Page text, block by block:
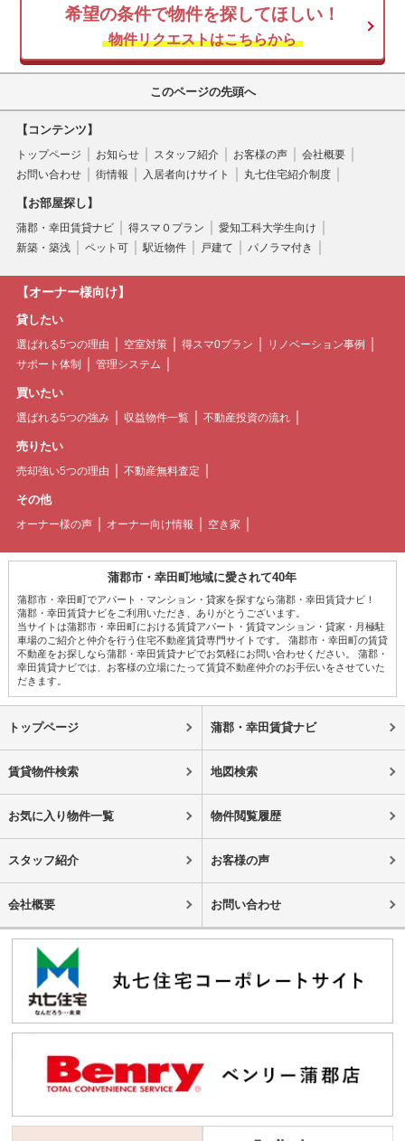
空き家
希望の条件で物件を探してほしい！
物件リクエストはこちらから
このページの先頭へ
【コンテンツ】
トップページ お知らせ スタッフ紹介 お客様の声
会社概要
お問い合わせ
街情報 入居者向けサイト 丸七住宅紹介制度
【お部屋探し】
蒲郡・幸田賃貸ナビ 得スマ０プラン
愛知工科大学生向け
新築・築浅
ペット可 駅近物件 戸建て パノラマ付き
【オーナー様向け】
貸したい
選ばれる5つの理由 空室対策 得スマ0プラン
リノベーション事例
サポート体制
管理システム
買いたい
選ばれる5つの強み 収益物件一覧 不動産投資の流れ
売りたい
売却強い5つの理由 不動産無料査定
その他
オーナー様の声 オーナー向け情報 空き家
蒲郡市・幸田町地域に愛されて40年
蒲郡市・幸田町でアパート・マンション・貸家を探すなら蒲郡・幸田賃貸ナビ！
蒲郡・幸田賃貸ナビをご利用いただき、ありがとうございます。
当サイトは蒲郡市・幸田町における賃貸アパート・賃貸マンション・貸家・月極駐
車場のご紹介と仲介を行う住宅不動産賃貸専門サイトです。 蒲郡市・幸田町の賃貸
不動産をお探しなら蒲郡・幸田賃貸ナビでお気軽にお問い合わせください。 蒲郡・
幸田賃貸ナビでは、お客様の立場にたって賃貸不動産仲介のお手伝いをさせていた
だきます。
トップページ 蒲郡・幸田賃貸ナビ
賃貸物件検索 地図検索
お気に入り物件一覧 物件閲覧履歴
スタッフ紹介 お客様の声
会社概要 お問い合わせ